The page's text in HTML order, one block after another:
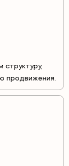
продвижения.